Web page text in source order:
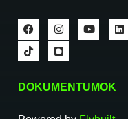
DOKUMENTUMOK